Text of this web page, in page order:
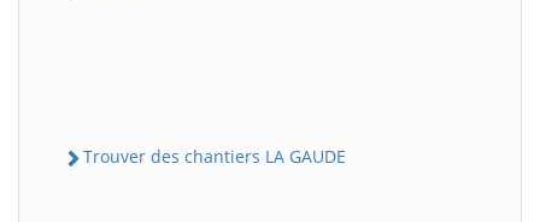
Trouver des chantiers LA GAUDE